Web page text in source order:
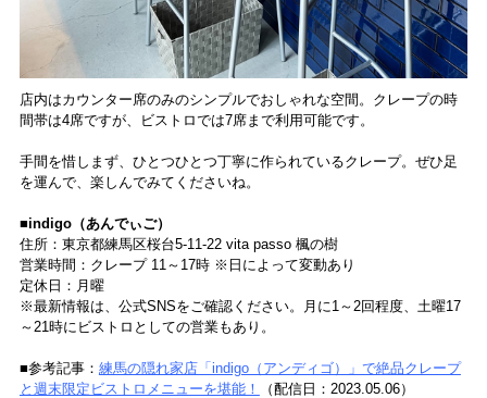
店内はカウンター席のみのシンプルでおしゃれな空間。クレープの時
間帯は4席ですが、ビストロでは7席まで利用可能です。
手間を惜しまず、ひとつひとつ丁寧に作られているクレープ。ぜひ足
を運んで、楽しんでみてくださいね。
■indigo（あんでぃご）
住所：東京都練馬区桜台5-11-22 vita passo 楓の樹
営業時間：クレープ 11～17時 ※日によって変動あり
定休日：月曜
※最新情報は、公式SNSをご確認ください。月に1～2回程度、土曜17
～21時にビストロとしての営業もあり。
■参考記事： 練馬の隠れ家店「indigo（アンディゴ）」で絶品クレープ
と週末限定ビストロメニューを堪能！
（配信日：2023.05.06）